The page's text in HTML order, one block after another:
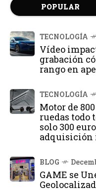
POPULAR
TECNOLOGÍA
Vídeo
grabación
rango en
TECNOLOGÍA
Motor de
ruedas todo
solo 300
adquisición
BLOG
GAME se